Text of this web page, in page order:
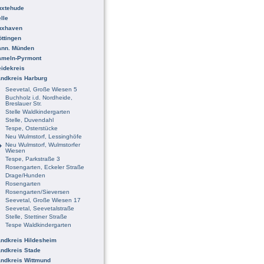
Münden
Pyrmont
Harburg
Seevetal, Große Wiesen 5
Buchholz i.d. Nordheide,
Breslauer Str.
Stelle Waldkindergarten
Stelle, Duvendahl
Tespe, Osterstücke
Neu Wulmstorf, Lessinghöfe
Neu Wulmstorf, Wulmstorfer
Wiesen
Tespe, Parkstraße 3
Rosengarten, Eckeler Straße
Drage/Hunden
Rosengarten
Rosengarten/Sieversen
Seevetal, Große Wiesen 17
Seevetal, Seevetalstraße
Stelle, Stettiner Straße
Tespe Waldkindergarten
Hildesheim
Stade
Wittmund